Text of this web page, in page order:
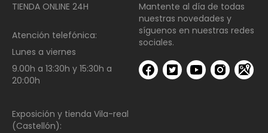
TIENDA ONLINE 24H
Atención telefónica:
Lunes a viernes
9.00h a 13:30h y 15:30h a
20:00h
Exposición y tienda Vila-real
(Castellón):
Mantente al día de todas
nuestras novedades y
síguenos en nuestras redes
sociales.